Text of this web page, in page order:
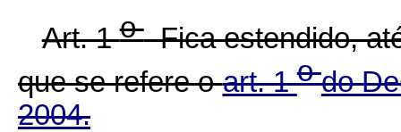
Art. 1oFica estendido,
que se refere oart. 1odo
2004.